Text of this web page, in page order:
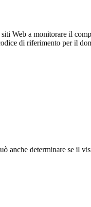
Web a monitorare il
di riferimento per il
anche determinare se il